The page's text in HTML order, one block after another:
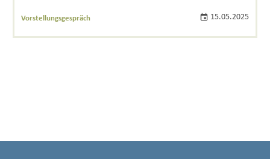
Vorstellungsgespräch 15.05.2025